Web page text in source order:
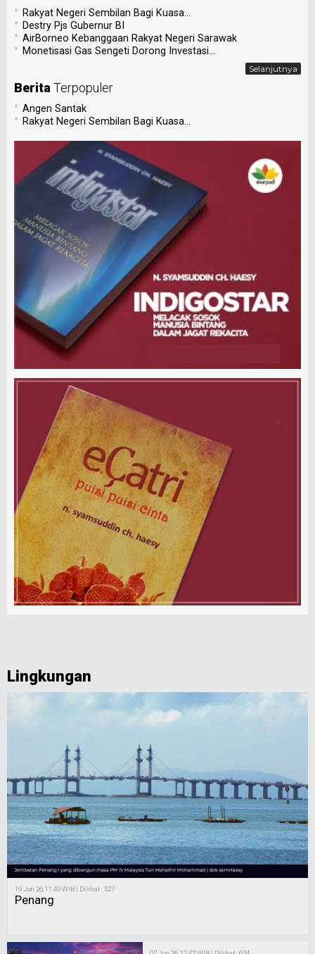
• Rakyat Negeri Sembilan Bagi Kuasa...
• Destry Pjs Gubernur BI
• AirBorneo Kebanggaan Rakyat Negeri Sarawak
• Monetisasi Gas Sengeti Dorong Investasi...
Selanjutnya
Berita Terpopuler
• Angen Santak
• Rakyat Negeri Sembilan Bagi Kuasa...
Lingkungan
19 Jun 26, 11:49 WIB | Dilihat : 527
Penang